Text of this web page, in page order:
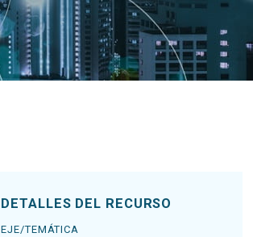
DETALLES DEL RECURSO
EJE/TEMÁTICA